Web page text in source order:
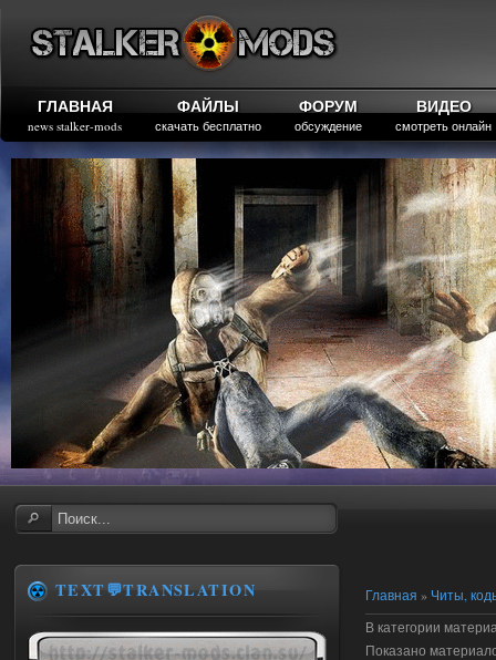
ГЛАВНАЯ
news stalker-mods
ФАЙЛЫ
скачать бесплатно
ФОРУМ
обсуждение
ВИДЕО
смотреть онлайн
Главная » Читы,
В категории
Показано
TEXT💬TRANSLATION